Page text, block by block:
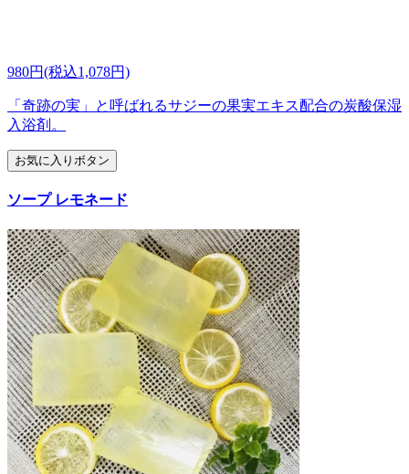
980円(税込1,078円)
「奇跡の実」と呼ばれるサジーの果実エキス配合の炭酸保湿
入浴剤。
お気に入りボタン
ソープ レモネード